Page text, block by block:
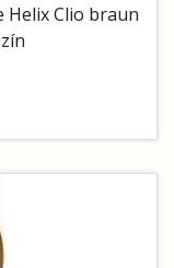
Clio braun